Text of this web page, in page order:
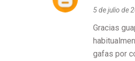
5 de julio de
Gracias
gafas por